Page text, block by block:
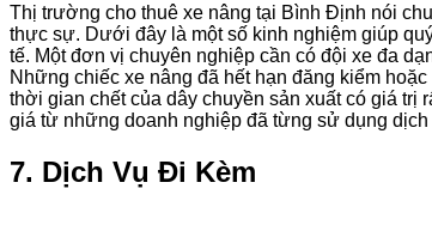
Thị trường cho thuê xe nâng tại Bình Định nói
thực sự. Dưới đây là một số kinh nghiệm giúp
tế. Một đơn vị chuyên nghiệp cần có đội xe đa
Những chiếc xe nâng đã hết hạn đăng kiểm
thời gian chết của dây chuyền sản xuất có giá trị
giá từ những doanh nghiệp đã từng sử dụng
7. Dịch Vụ Đi Kèm